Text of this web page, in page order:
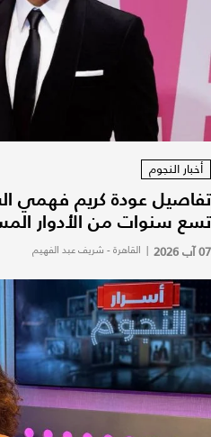
أخبار النجوم
تفاصيل عودة كريم فهمي
تسع سنوات من الأدوار
07 آب 2026 | القاهرة - شريف عبد الفهيم